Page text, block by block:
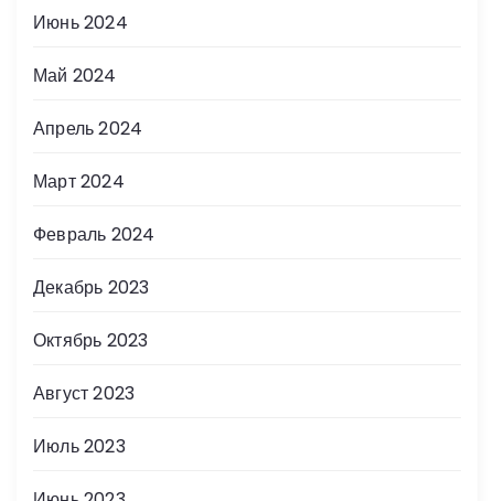
Июнь 2024
Май 2024
Апрель 2024
Март 2024
Февраль 2024
Декабрь 2023
Октябрь 2023
Август 2023
Июль 2023